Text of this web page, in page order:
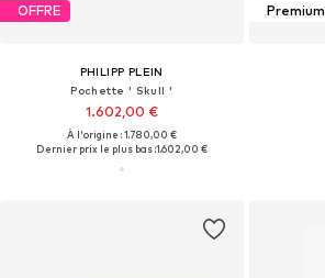
OFFRE
PHILIPP PLEIN
Pochette ' Skull '
1.602,00 €
À l'origine : 1.780,00 €
Dernier prix le plus bas :1.602,00 €
Premium